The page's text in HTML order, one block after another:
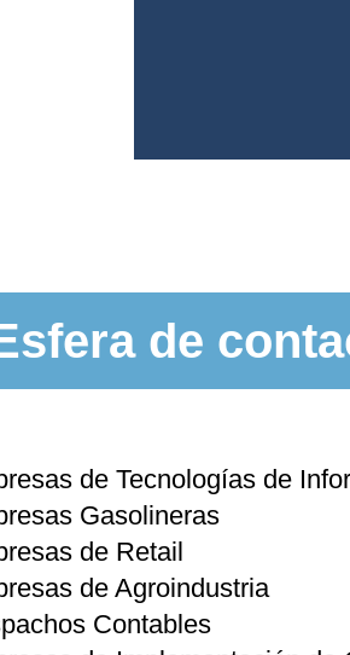
de
de Tecnologías de
Gasolineras
de Retail
de Agroindustria
Contables